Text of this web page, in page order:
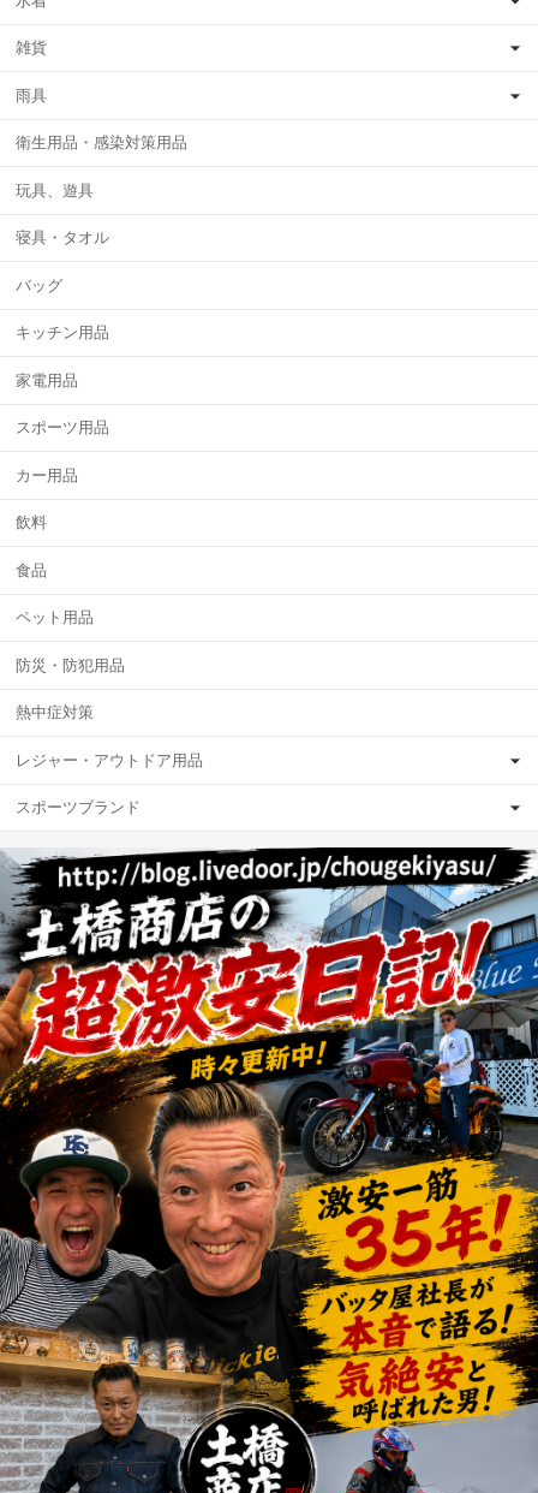
雑貨
雨具
衛生用品・感染対策用品
玩具、遊具
寝具・タオル
バッグ
キッチン用品
家電用品
スポーツ用品
カー用品
飲料
食品
ペット用品
防災・防犯用品
熱中症対策
レジャー・アウトドア用品
スポーツブランド